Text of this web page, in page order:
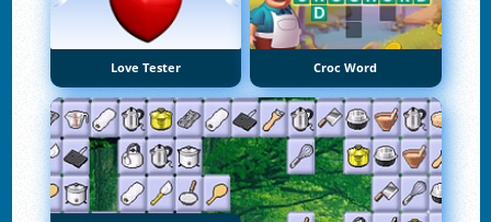
Love Tester Croc Word